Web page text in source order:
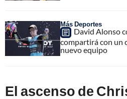
Más Deportes
David Alonso
compartirá con un
nuevo equipo
El ascenso de